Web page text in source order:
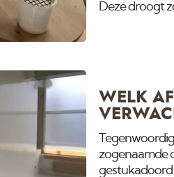
Deze droogt
WELK
zogenaamde